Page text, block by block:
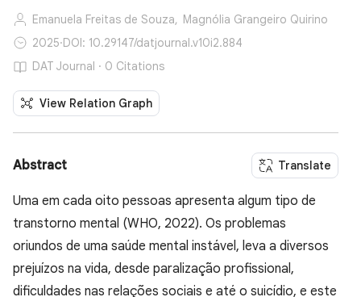
Emanuela Freitas de Souza, Magnólia Grangeiro Quirino
2025·DOI: 10.29147/datjournal.v10i2.884
DAT Journal · 0 Citations
View Relation Graph
Abstract Translate
Uma em cada oito pessoas apresenta algum tipo de
transtorno mental (WHO, 2022). Os problemas
oriundos de uma saúde mental instável, leva a diversos
prejuízos na vida, desde paralização profissional,
dificuldades nas relações sociais e até o suicídio, e este